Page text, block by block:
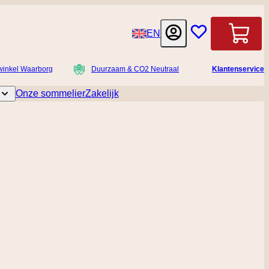
TaalEN
Waarborg Duurzaam & CO2 Neutraal Klantenservice
Toggle submenu for Accessoires
Onze sommelierZakelijk